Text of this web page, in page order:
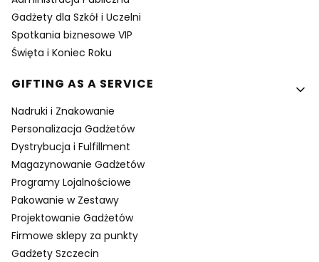
Gadżety dla Szkół i Uczelni
Spotkania biznesowe VIP
Święta i Koniec Roku
GIFTING AS A SERVICE
Nadruki i Znakowanie
Personalizacja Gadżetów
Dystrybucja i Fulfillment
Magazynowanie Gadżetów
Programy Lojalnościowe
Pakowanie w Zestawy
Projektowanie Gadżetów
Firmowe sklepy za punkty
Gadżety Szczecin